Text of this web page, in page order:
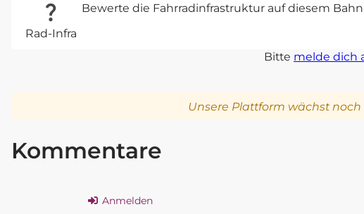
Rad-Infra
Bewerte die Fahrradinfrastruktur auf diesem
Bitte melde dich
Unsere Plattform wächst
Kommentare
Anmelden